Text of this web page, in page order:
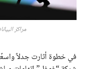
مراكز
في خطوة أثارت جدلاً